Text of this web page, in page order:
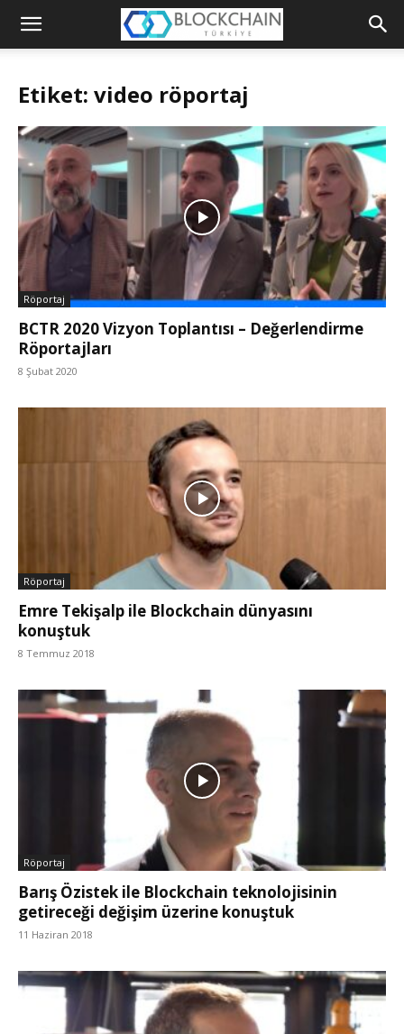
Blockchain
Etiket: video röportaj
Röportaj
BCTR 2020 Vizyon Toplantısı – Değerlendirme
Röportajları
8 Şubat 2020
Röportaj
Emre Tekişalp ile Blockchain dünyasını
konuştuk
8 Temmuz 2018
Röportaj
Barış Özistek ile Blockchain teknolojisinin
getireceği değişim üzerine konuştuk
11 Haziran 2018